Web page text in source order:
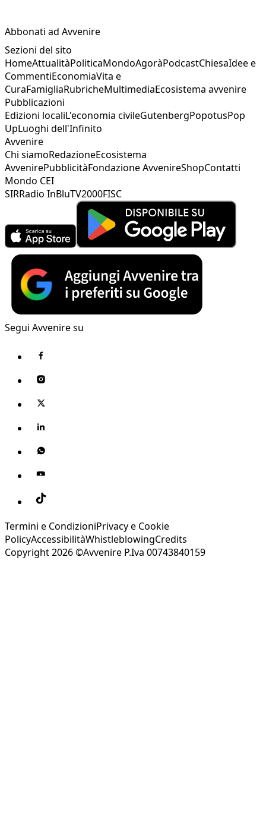
Abbonati ad Avvenire
Sezioni del sito
HomeAttualitàPoliticaMondoAgoràPodcastChiesaIdee e
CommentiEconomiaVita e
CuraFamigliaRubricheMultimediaEcosistema avvenire
Pubblicazioni
Edizioni localiL'economia civileGutenbergPopotusPop
UpLuoghi dell'Infinito
Avvenire
Chi siamoRedazioneEcosistema
AvvenirePubblicitàFondazione AvvenireShopContatti
Mondo CEI
SIRRadio InBluTV2000FISC
Segui Avvenire su
Termini e CondizioniPrivacy e Cookie
PolicyAccessibilitàWhistleblowingCredits
Copyright 2026 ©Avvenire P.Iva 00743840159